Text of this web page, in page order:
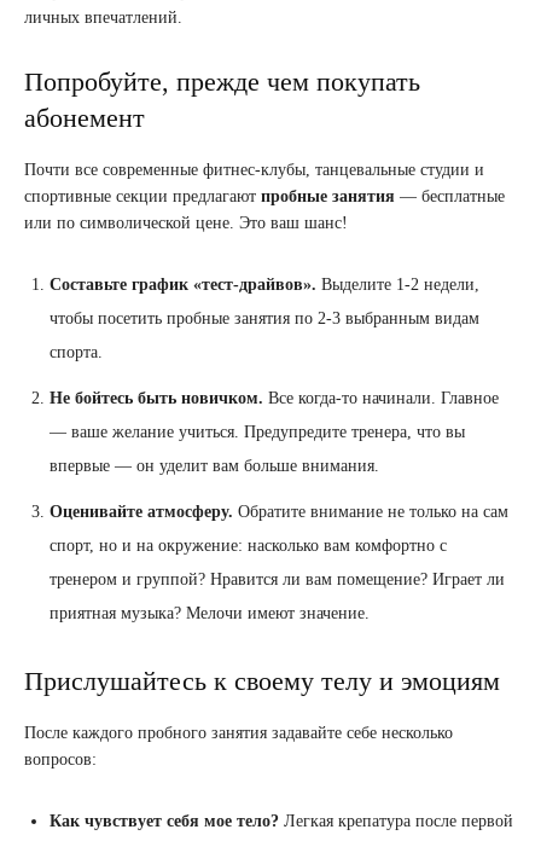
личных впечатлений.
Попробуйте, прежде чем покупать
абонемент
Почти все современные фитнес-клубы, танцевальные студии и
спортивные секции предлагают пробные занятия — бесплатные
или по символической цене. Это ваш шанс!
Составьте график «тест-драйвов». Выделите 1-2 недели,
чтобы посетить пробные занятия по 2-3 выбранным видам
спорта.
Не бойтесь быть новичком. Все когда-то начинали. Главное
— ваше желание учиться. Предупредите тренера, что вы
впервые — он уделит вам больше внимания.
Оценивайте атмосферу. Обратите внимание не только на сам
спорт, но и на окружение: насколько вам комфортно с
тренером и группой? Нравится ли вам помещение? Играет ли
приятная музыка? Мелочи имеют значение.
Прислушайтесь к своему телу и эмоциям
После каждого пробного занятия задавайте себе несколько
вопросов:
Как чувствует себя мое тело? Легкая крепатура после первой